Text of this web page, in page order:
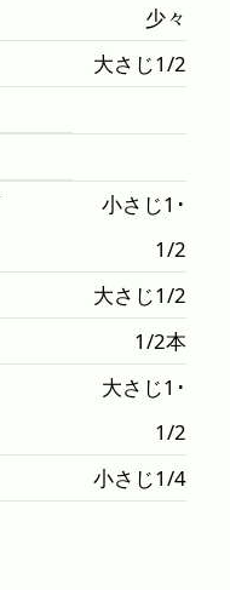
少々
大さじ1/2
小さじ1･
1/2
大さじ1/2
1/2本
大さじ1･
1/2
小さじ1/4